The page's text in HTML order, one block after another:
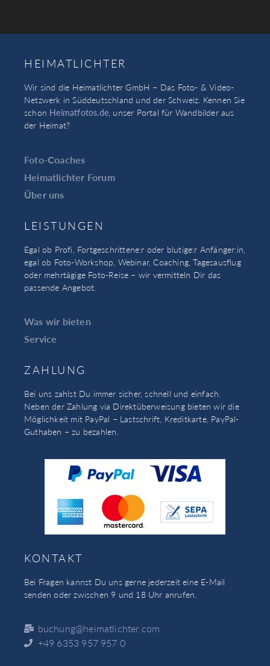
HEIMATLICHTER
Wir sind die Heimatlichter GmbH – Das Foto- & Video-
Netzwerk in Süddeutschland und der Schweiz. Kennen Sie
schon Heimatfotos.de, unser Portal für Wandbilder aus
der Heimat?
Foto-Coaches
Heimatlichter Forum
Über uns
LEISTUNGEN
Egal ob Profi, Fortgeschrittene:r oder blutige:r Anfänger:in,
egal ob Foto-Workshop, Webinar, Coaching, Tagesausflug
oder mehrtägige Foto-Reise – wir vermitteln Dir das
passende Angebot.
Was wir bieten
Service
ZAHLUNG
Bei uns zahlst Du immer sicher, schnell und einfach.
Neben der Zahlung via Direktüberweisung bieten wir die
Möglichkeit mit PayPal – Lastschrift, Kreditkarte, PayPal-
Guthaben – zu bezahlen.
KONTAKT
Bei Fragen kannst Du uns gerne jederzeit eine E-Mail
senden oder zwischen 9 und 18 Uhr anrufen.
buchung@heimatlichter.com
+49 6353 957 957 0